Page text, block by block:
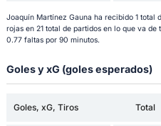
Joaquín Martínez Gauna ha recibido 1 total
rojas en 21 total de partidos en lo que va
0.77 faltas por 90 minutos.
Goles y xG (goles esperados)
Goles, xG, Tiros Total